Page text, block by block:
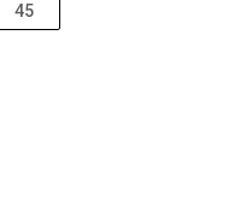
45